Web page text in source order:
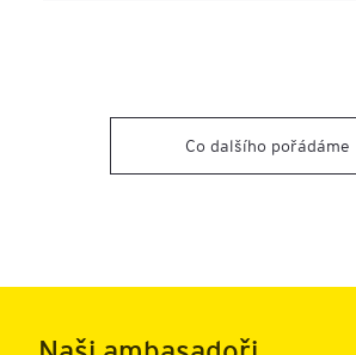
Co dalšího pořádáme